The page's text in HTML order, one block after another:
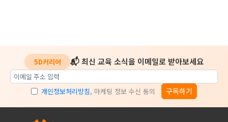
5D커리어 📬 최신 교육 소식을 이메일로 받아보세요
개인정보처리방침, 마케팅 정보 수신 동의 구독하기